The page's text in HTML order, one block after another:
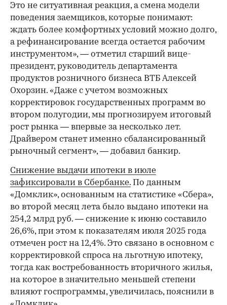
Это не ситуативная реакция, а смена модели
поведения заемщиков, которые понимают:
ждать более комфортных условий можно долго,
а рефинансирование всегда остается рабочим
инструментом», — отметил старший вице-
президент, руководитель департамента
продуктов розничного бизнеса ВТБ Алексей
Охорзин. «Даже с учетом возможных
корректировок государственных программ во
втором полугодии, мы прогнозируем итоговый
рост рынка — впервые за несколько лет.
Драйвером станет именно сбалансированный
рыночный сегмент», — добавил банкир.
Снижение выдачи ипотеки в июле
зафиксировали в Сбербанке. По данным
«Домклик», основанным на статистике «Сбера»,
во второй месяц лета было выдано ипотеки на
254,2 млрд руб. — снижение к июню составило
26,6%, при этом к показателям июля 2025 года
отмечен рост на 12,4%. Это связано в основном с
корректировкой спроса на льготную ипотеку,
тогда как востребованность вторичного жилья,
на которое в значительно меньшей степени
влияют госпрограммы, увеличилась, пояснили в